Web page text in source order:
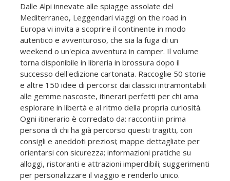
Dalle Alpi innevate alle spiagge assolate del
Mediterraneo, Leggendari viaggi on the road in
Europa vi invita a scoprire il continente in modo
autentico e avventuroso, che sia la fuga di un
weekend o un'epica avventura in camper. Il volume
torna disponibile in libreria in brossura dopo il
successo dell'edizione cartonata. Raccoglie 50 storie
e altre 150 idee di percorsi: dai classici intramontabili
alle gemme nascoste, itinerari perfetti per chi ama
esplorare in libertà e al ritmo della propria curiosità.
Ogni itinerario è corredato da: racconti in prima
persona di chi ha già percorso questi tragitti, con
consigli e aneddoti preziosi; mappe dettagliate per
orientarsi con sicurezza; informazioni pratiche su
alloggi, ristoranti e attrazioni imperdibili; suggerimenti
per personalizzare il viaggio e renderlo unico.